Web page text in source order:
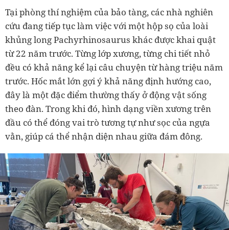
Tại phòng thí nghiệm của bảo tàng, các nhà nghiên
cứu đang tiếp tục làm việc với một hộp sọ của loài
khủng long Pachyrhinosaurus khác được khai quật
từ 22 năm trước. Từng lớp xương, từng chi tiết nhỏ
đều có khả năng kể lại câu chuyện từ hàng triệu năm
trước. Hốc mắt lớn gợi ý khả năng định hướng cao,
đây là một đặc điểm thường thấy ở động vật sống
theo đàn. Trong khi đó, hình dạng viền xương trên
đầu có thể đóng vai trò tương tự như sọc của ngựa
vằn, giúp cá thể nhận diện nhau giữa đám đông.